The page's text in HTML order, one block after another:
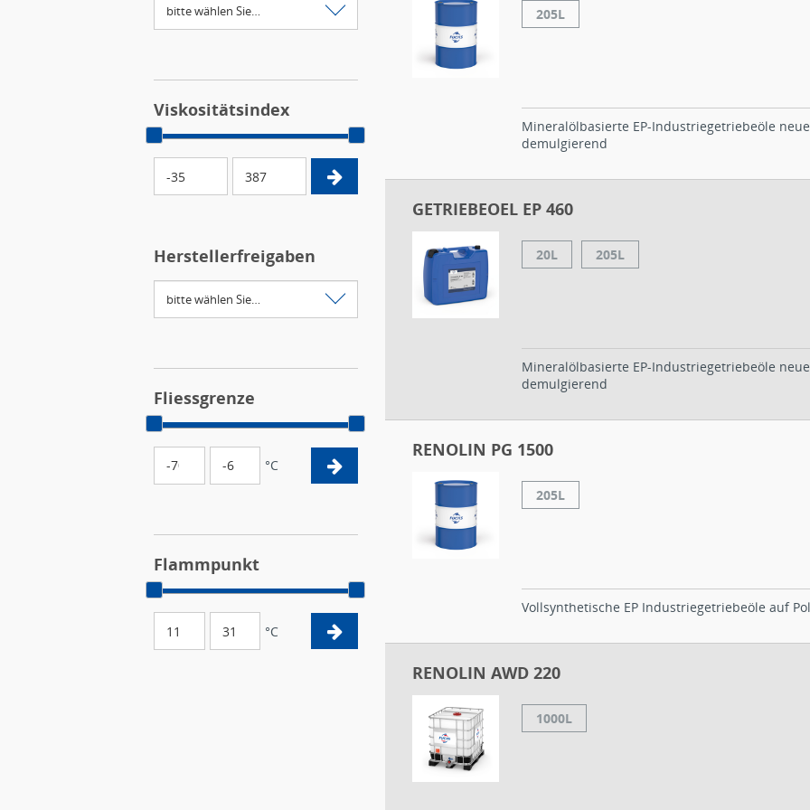
Viskositätsindex
Herstellerfreigaben
Fliessgrenze
°C
Flammpunkt
°C
205L
Mineralölbasierte EP-Industriegetriebeöle
demulgierend
GETRIEBEOEL EP 460
20L 205L
Mineralölbasierte EP-Industriegetriebeöle
demulgierend
RENOLIN PG 1500
205L
Vollsynthetische EP Industriegetriebeöle auf
RENOLIN AWD 220
1000L